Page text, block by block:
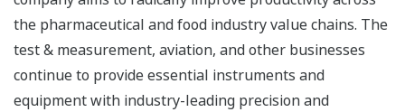
the pharmaceutical and food industry value chains. The
test & measurement, aviation, and other businesses
continue to provide essential instruments and
equipment with industry-leading precision and